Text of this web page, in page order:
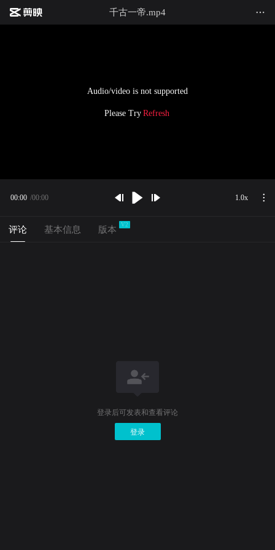
千古一帝.mp4
Audio/video is not supported
Please Try Refresh
00:00 00:00
00:00 /00:00 1.0x
评论 基本信息 版本 V2
下拉即可刷新
登录后可发表和查看评论
登录